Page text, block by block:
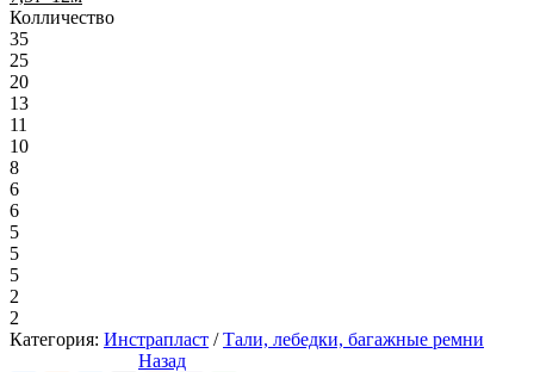
Колличество
35
25
20
13
11
10
8
6
6
5
5
5
2
2
Категория: Инстрапласт /Тали, лебедки, багажные ремни
Назад